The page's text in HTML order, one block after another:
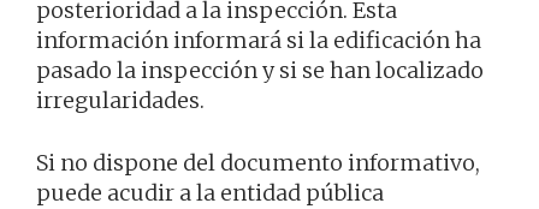
posterioridad a la inspección. Esta
información informará si la edificación ha
pasado la inspección y si se han localizado
irregularidades.
Si no dispone del documento informativo,
puede acudir a la entidad pública